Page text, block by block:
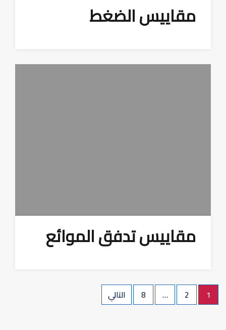
مقاييس الضغط
مقاييس تدفق الموائع
Posts
pagination
1
2
…
8 التالي